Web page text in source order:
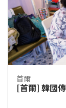
首爾
[首爾] 韓國